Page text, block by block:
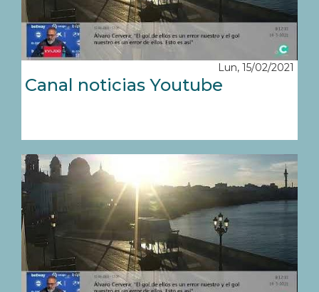
Lun, 15/02/2021
Canal noticias Youtube